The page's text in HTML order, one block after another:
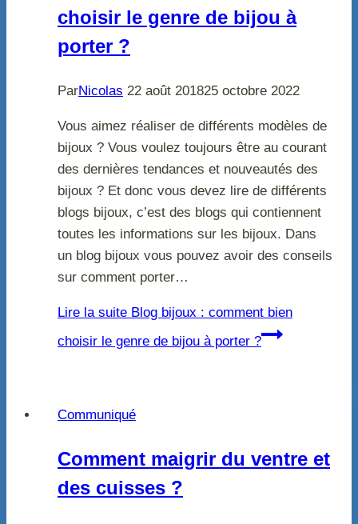
choisir le genre de bijou à
porter ?
ParNicolas 22 août 201825 octobre 2022
Vous aimez réaliser de différents modèles de
bijoux ? Vous voulez toujours être au courant
des dernières tendances et nouveautés des
bijoux ? Et donc vous devez lire de différents
blogs bijoux, c’est des blogs qui contiennent
toutes les informations sur les bijoux. Dans
un blog bijoux vous pouvez avoir des conseils
sur comment porter…
Lire la suite Blog bijoux : comment bien
choisir le genre de bijou à porter ?
Communiqué
Comment maigrir du ventre et
des cuisses ?